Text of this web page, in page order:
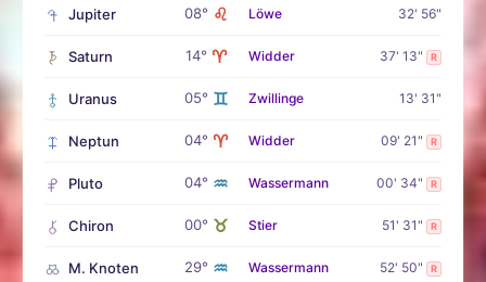
Jupiter 08° ♌ Löwe 32' 56"
Saturn 14° ♈ Widder 37' 13" R
Uranus 05° ♊ Zwillinge 13' 31"
Neptun 04° ♈ Widder 09' 21" R
Pluto 04° ♒ Wassermann 00' 34" R
Chiron 00° ♉ Stier 51' 31" R
M. Knoten 29° ♒ Wassermann 52' 50" R